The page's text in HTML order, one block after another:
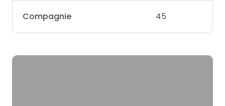
Compagnie 45